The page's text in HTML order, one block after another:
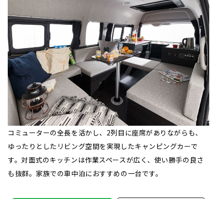
コミューターの全長を活かし、2列目に座席がありながらも、
ゆったりとしたリビング空間を実現したキャンピングカーで
す。対面式のキッチンは作業スペースが広く、使い勝手の良さ
も抜群。家族での車中泊におすすめの一台です。